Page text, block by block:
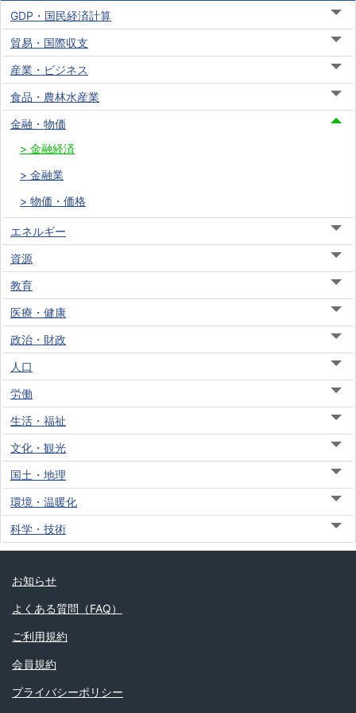
GDP・国民経済計算
貿易・国際収支
産業・ビジネス
食品・農林水産業
金融・物価
金融経済
金融業
物価・価格
エネルギー
資源
教育
医療・健康
政治・財政
人口
労働
生活・福祉
文化・観光
国土・地理
環境・温暖化
科学・技術
お知らせ
よくある質問（FAQ）
ご利用規約
会員規約
プライバシーポリシー